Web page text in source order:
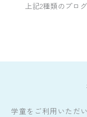
上記2種類のプロ
学童をご利用いただ